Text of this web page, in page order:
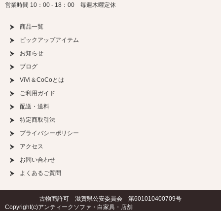
営業時間 10：00 - 18：00 毎週木曜定休
商品一覧
ピックアップアイテム
お知らせ
ブログ
ViVi＆CoCoとは
ご利用ガイド
配送・送料
特定商取引法
プライバシーポリシー
アクセス
お問い合わせ
よくあるご質問
古物商許可 滋賀県公安委員会 第601010400709号
Copyright(c)アンティークソファ・白家具・店舗